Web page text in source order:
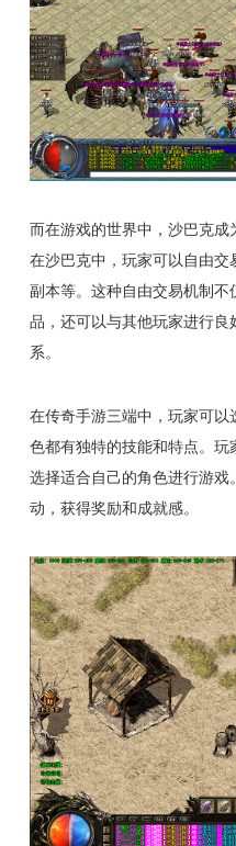
而在游戏的世界中，沙巴克成
在沙巴克中，玩家可以自由
副本等。这种自由交易机制
品，还可以与其他玩家进行
系。
在传奇手游三端中，玩家可以
色都有独特的技能和特点。
选择适合自己的角色进行游
动，获得奖励和成就感。